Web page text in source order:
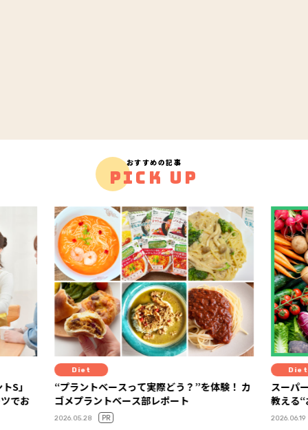
おすすめの記事
PICK UP
S」
でお
Diet
“プラントベースって実際どう？”を体験！ カ
ゴメプラントベース部レポート
2026.05.28 PR
Diet
スーパ
教える
2026.06.19